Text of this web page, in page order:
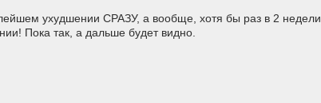
ухудшении СРАЗУ, а вообще, хотя бы раз в 2 недели,
Пока так, а дальше будет видно.